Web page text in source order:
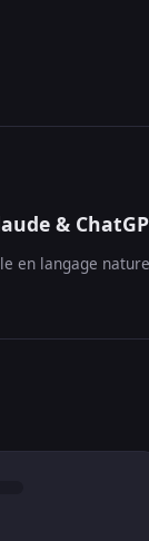
&
en langage